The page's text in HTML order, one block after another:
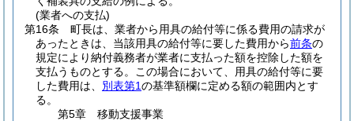
(業者への支払)
第16条
町長は、業者から用具の給付等に係る費用の請求が
あったときは、当該用具の給付等に要した費用から前条の
規定により納付義務者が業者に支払った額を控除した額を
支払うものとする。
この場合において、用具の給付等に要
した費用は、 別表第1の基準額欄に定める額の範囲内とす
る。
第5章
移動支援事業